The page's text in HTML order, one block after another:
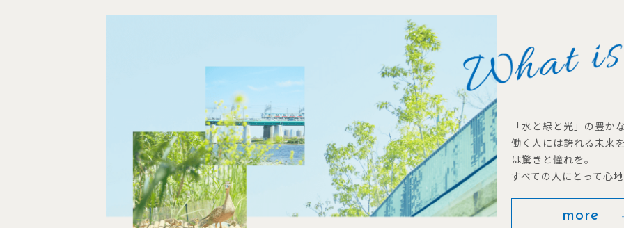
「水と緑と光」の豊
働く人には誇れる未来
は驚きと憧れを。
すべての人にとって心
more